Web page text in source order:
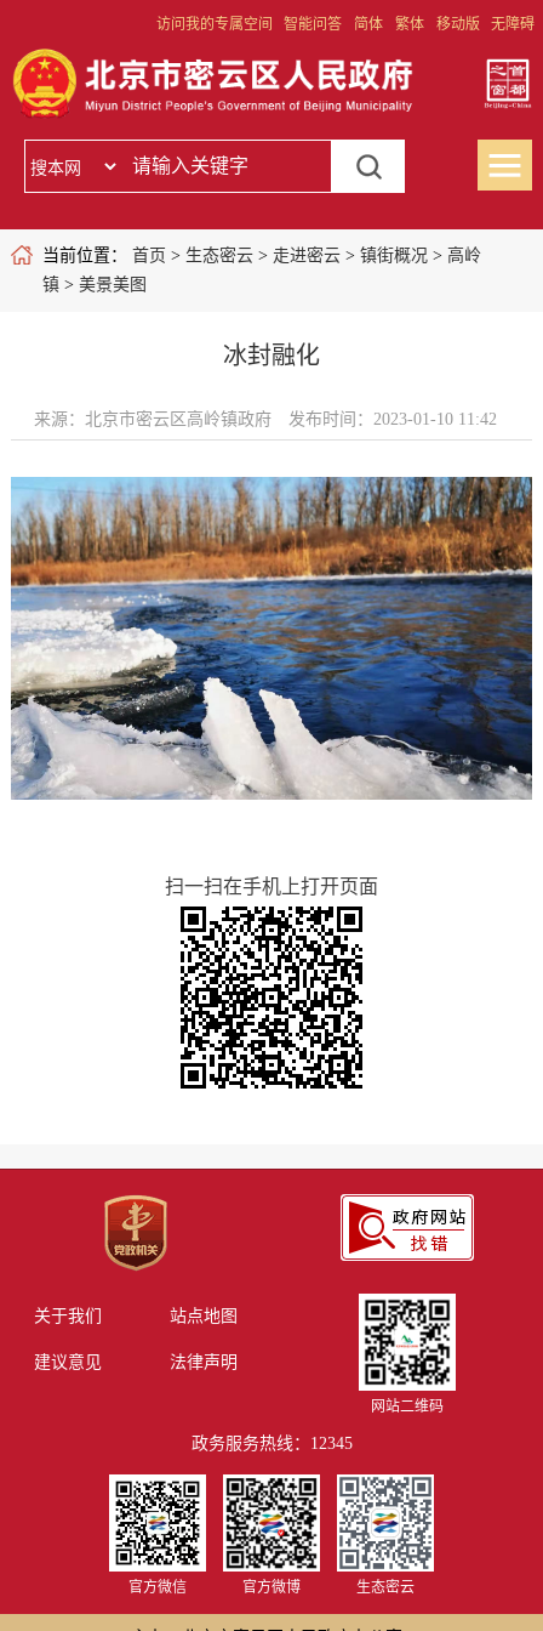
访问我的专属空间 智能问答 简体 繁体 移动版 无障碍
当前位置： 首页 > 生态密云> 走进密云> 镇街概况 > 高岭
镇> 美景美图
冰封融化
来源：北京市密云区高岭镇政府 发布时间：2023-01-10 11:42
扫一扫在手机上打开页面
关于我们 站点地图
建议意见 法律声明
网站二维码
政务服务热线：12345
官方微信 官方微博 生态密云